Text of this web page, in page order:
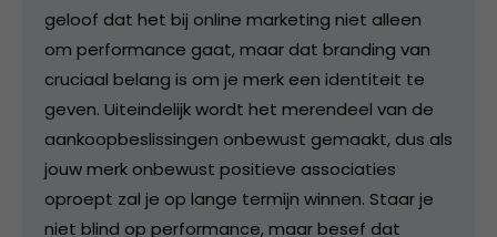
geloof dat het bij online marketing niet alleen
om performance gaat, maar dat branding van
cruciaal belang is om je merk een identiteit te
geven. Uiteindelijk wordt het merendeel van de
aankoopbeslissingen onbewust gemaakt, dus als
jouw merk onbewust positieve associaties
oproept zal je op lange termijn winnen. Staar je
niet blind op performance, maar besef dat